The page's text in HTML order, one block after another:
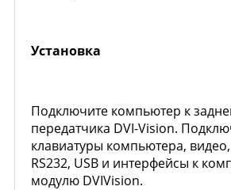
Установка
Подключите компьютер к
передатчика DVI-Vision.
клавиатуры компьютера,
RS232, USB и интерфейсы к
модулю DVIVision.